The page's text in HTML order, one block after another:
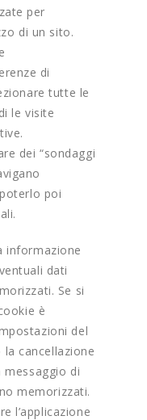
per
di un sito.
di
tutte le
le visite
dei “sondaggi
poi
informazione
dati
Se si
è
del
cancellazione
di
memorizzati.
l’applicazione